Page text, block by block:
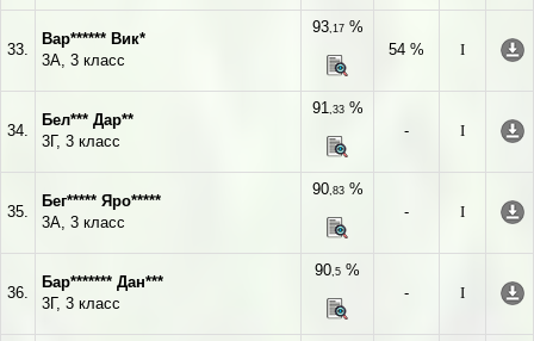
33.
Вар****** Вик*
3А, 3 класс
93,17%
54 %
I
34.
Бел*** Дар**
3Г, 3 класс
91,33%
-
I
35.
Бег***** Яро*****
3А, 3 класс
90,83%
-
I
36.
Бар******* Дан***
3Г, 3 класс
90,5 %
-
I